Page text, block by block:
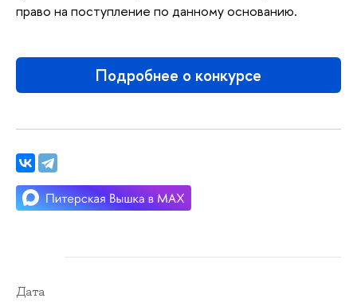
право на поступление по данному основанию.
Подробнее о конкурсе
Дата